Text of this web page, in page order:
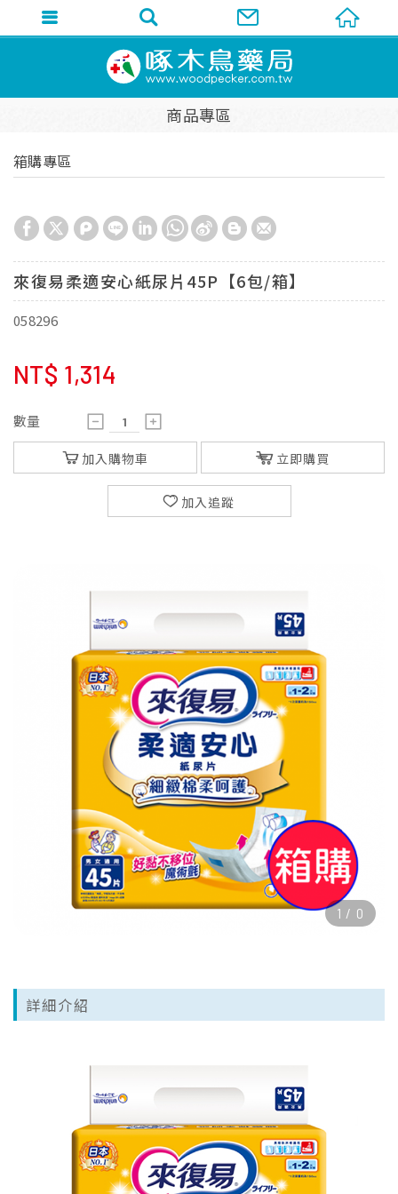
商品專區
箱購專區
來復易柔適安心紙尿片45P【6包/箱】
058296
NT$ 1,314
數量
加入購物車 立即購買
加入追蹤
1 / 0
詳細介紹